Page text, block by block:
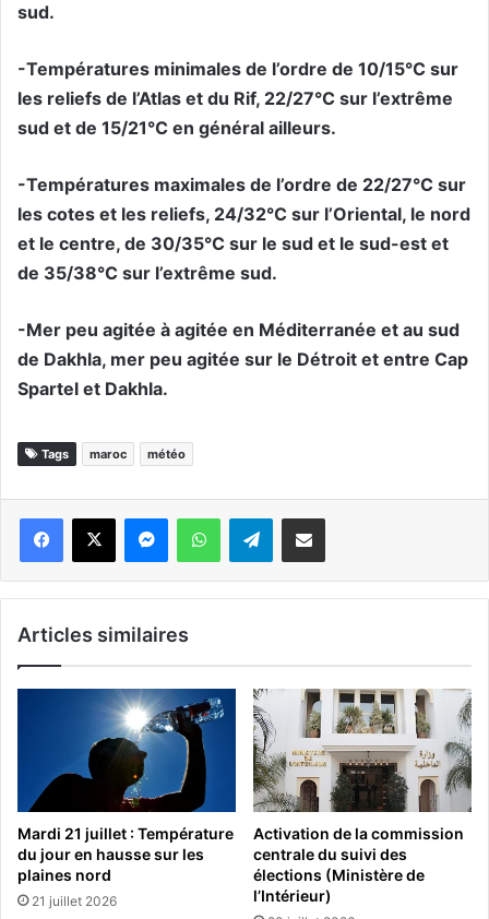
sud.
-Températures minimales de l’ordre de 10/15°C sur
les reliefs de l’Atlas et du Rif, 22/27°C sur l’extrême
sud et de 15/21°C en général ailleurs.
-Températures maximales de l’ordre de 22/27°C sur
les cotes et les reliefs, 24/32°C sur l’Oriental, le nord
et le centre, de 30/35°C sur le sud et le sud-est et
de 35/38°C sur l’extrême sud.
-Mer peu agitée à agitée en Méditerranée et au sud
de Dakhla, mer peu agitée sur le Détroit et entre Cap
Spartel et Dakhla.
Tags maroc météo
WhatsApp Telegram
Articles similaires
Mardi 21 juillet : Température
du jour en hausse sur les
plaines nord
21 juillet 2026
Activation de la commission
centrale du suivi des
élections (Ministère de
l’Intérieur)